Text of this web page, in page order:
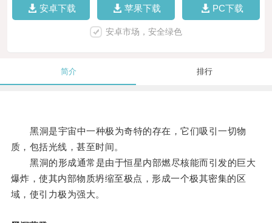
安卓下载 苹果下载 PC下载
安卓市场，安全绿色
简介 排行
黑洞是宇宙中一种极为奇特的存在，它们吸引一切物
质，包括光线，甚至时间。
黑洞的形成通常是由于恒星内部燃尽核能而引发的巨大
爆炸，使其内部物质坍缩至极点，形成一个极其密集的区
域，使引力极为强大。